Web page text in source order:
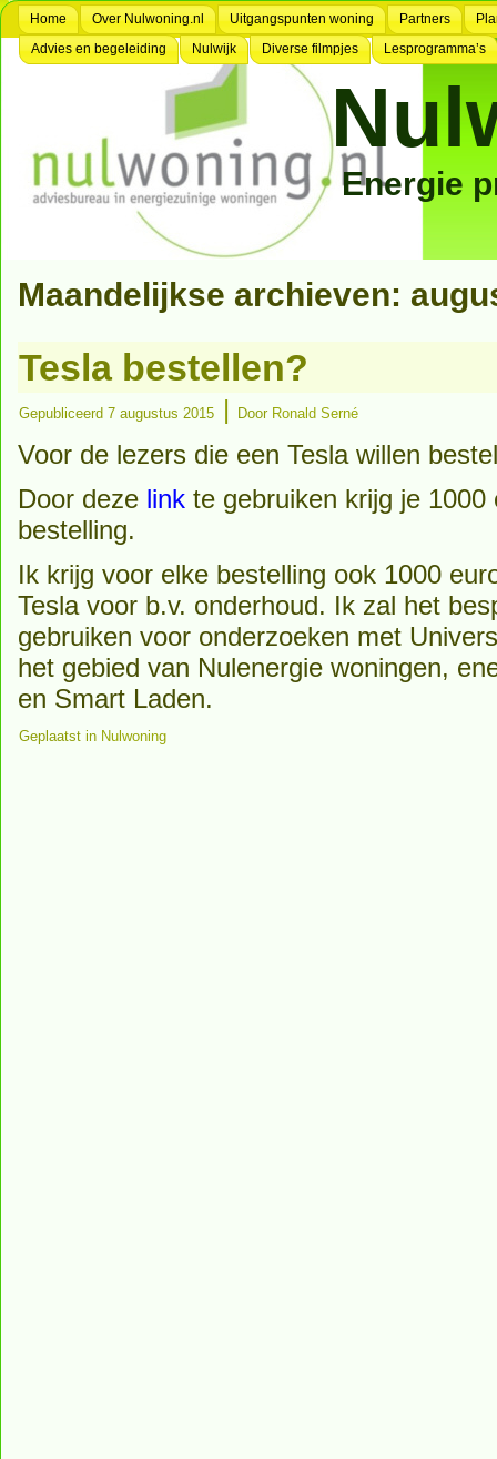
Home Over Nulwoning.nl Uitgangspunten woning Partners
Advies en begeleiding
Nulwijk Diverse filmpjes Lesprogramma’s
Energie
Maandelijkse archieven:
Tesla bestellen?
Gepubliceerd 7 augustus 2015 | Door Ronald Serné
Voor de lezers die een Tesla willen
Door deze link te gebruiken krijg je 1000
bestelling.
Ik krijg voor elke bestelling ook 1000
Tesla voor b.v. onderhoud. Ik zal het
gebruiken voor onderzoeken met
het gebied van Nulenergie woningen,
en Smart Laden.
Geplaatst in Nulwoning